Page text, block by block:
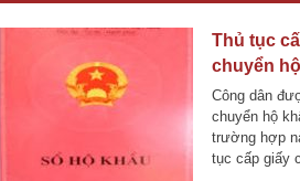
Thủ tục
chuyển
quy định
Công dân
chuyển hộ
trường hợp
tục cấp giấy